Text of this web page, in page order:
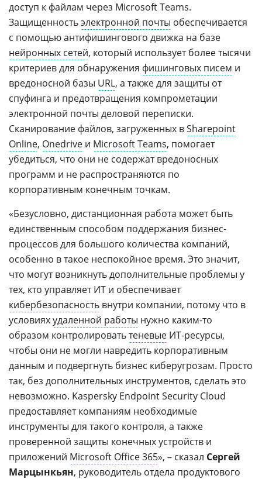
доступ к файлам через Microsoft Teams.
Защищенностьэлектронной почты обеспечивается
с помощью антифишингового движка на базе
нейронных сетей, который использует более тысячи
критериев для обнаружения фишинговых писем и
вредоносной базы URL, а также для защиты от
спуфинга и предотвращения компрометации
электронной почты деловой переписки.
Сканирование файлов, загруженных вSharepoint
Online, Onedrive и Microsoft Teams, помогает
убедиться, что они не содержат вредоносных
программ и не распространяются по
корпоративным конечным точкам.
«Безусловно, дистанционная работа может быть
единственным способом поддержания бизнес-
процессов для большого количества компаний,
особенно в такое неспокойное время. Это значит,
что могут возникнуть дополнительные проблемы у
тех, кто управляет ИТ и обеспечивает
кибербезопасность внутри компании, потому что в
условияхудаленной работы нужно каким-то
образом контролироватьтеневые ИТ-ресурсы,
чтобы они не могли навредить корпоративным
данным и подвергнуть бизнес киберугрозам. Просто
так, без дополнительных инструментов, сделать это
невозможно. Kaspersky Endpoint Security Cloud
предоставляет компаниям необходимые
инструменты для такого контроля, а также
проверенной защиты конечных устройств и
приложений Microsoft Office 365», – сказал Сергей
Марцынкьян, руководитель отдела продуктового